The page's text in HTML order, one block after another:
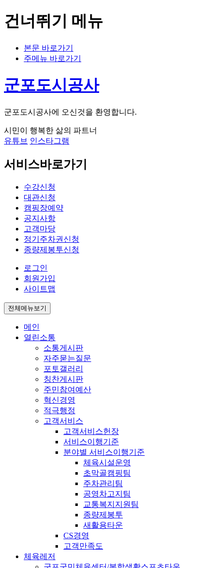
건너뛰기 메뉴
본문 바로가기
주메뉴 바로가기
군포도시공사
군포도시공사에 오신것을 환영합니다.
시민이 행복한 삶의 파트너
유튜브 인스타그램
서비스바로가기
수강신청
대관신청
캠핑장예약
공지사항
고객마당
정기주차권신청
종량제봉투신청
로그인
회원가입
사이트맵
전체메뉴보기
메인
열린소통
소통게시판
자주묻는질문
포토갤러리
칭찬게시판
주민참여예산
혁신경영
적극행정
고객서비스
고객서비스헌장
서비스이행기준
분야별 서비스이행기준
체육시설운영
초막골캠핑팀
주차관리팀
공영차고지팀
교통복지지원팀
종량제봉투
새활용타운
CS경영
고객만족도
체육레저